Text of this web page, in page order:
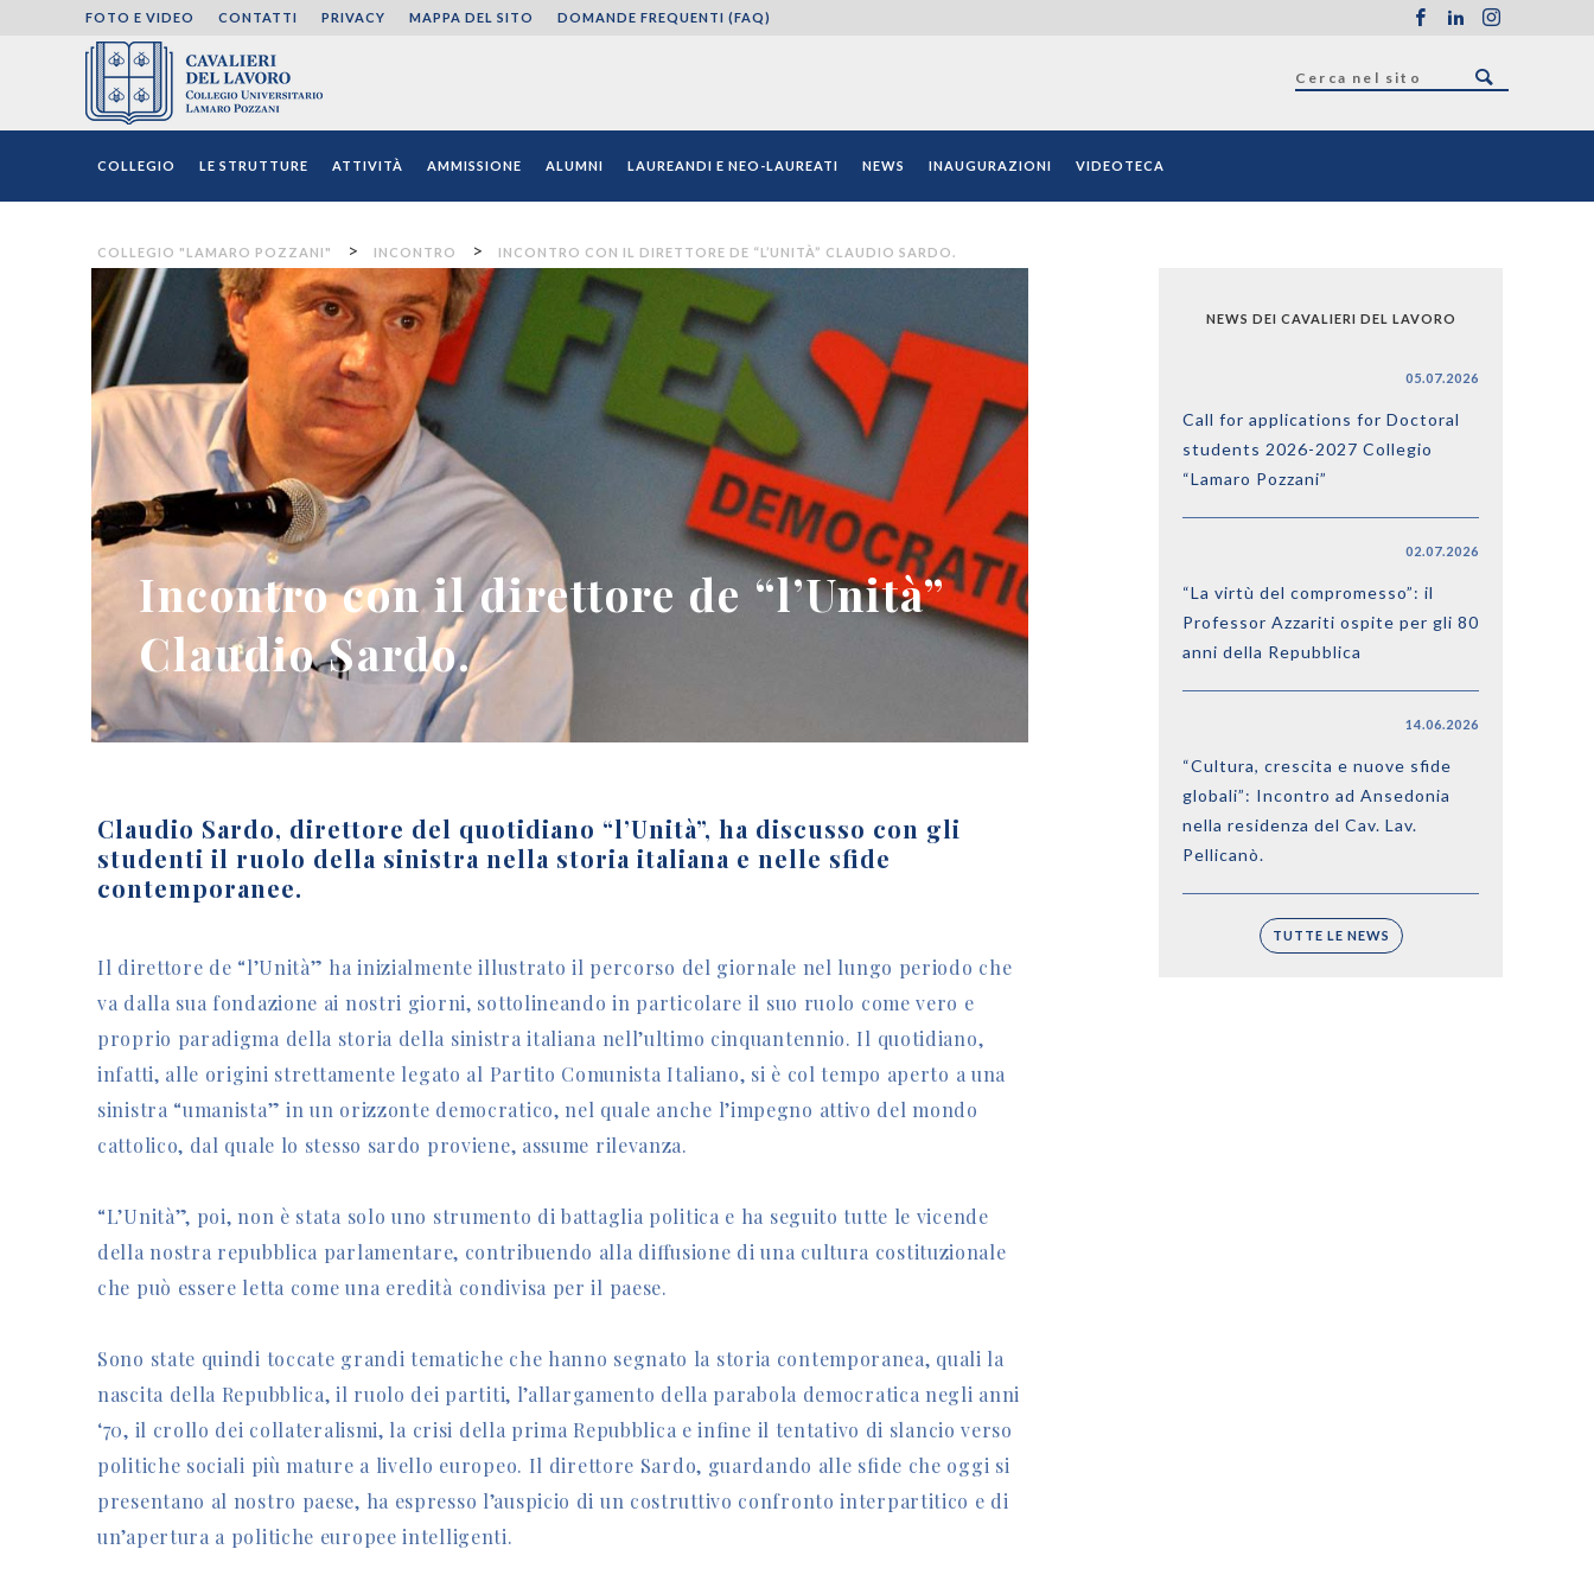
FOTO E VIDEO CONTATTI PRIVACY MAPPA DEL SITO DOMANDE FREQUENTI (FAQ)
COLLEGIO LE STRUTTURE ATTIVITÀ AMMISSIONE ALUMNI LAUREANDI E NEO-LAUREATI NEWS INAUGURAZIONI VIDEOTECA
COLLEGIO "LAMARO POZZANI" > INCONTRO > INCONTRO CON IL DIRETTORE DE “L’UNITÀ” CLAUDIO SARDO.
Incontro con il direttore de “l’Unità”
Claudio Sardo.
Claudio Sardo, direttore del quotidiano “l’Unità”, ha discusso con gli
studenti il ruolo della sinistra nella storia italiana e nelle sfide
contemporanee.
Il direttore de “l’Unità” ha inizialmente illustrato il percorso del giornale nel lungo periodo che
va dalla sua fondazione ai nostri giorni, sottolineando in particolare il suo ruolo come vero e
proprio paradigma della storia della sinistra italiana nell’ultimo cinquantennio. Il quotidiano,
infatti, alle origini strettamente legato al Partito Comunista Italiano, si è col tempo aperto a una
sinistra “umanista” in un orizzonte democratico, nel quale anche l’impegno attivo del mondo
cattolico, dal quale lo stesso sardo proviene, assume rilevanza.
“L’Unità”, poi, non è stata solo uno strumento di battaglia politica e ha seguito tutte le vicende
della nostra repubblica parlamentare, contribuendo alla diffusione di una cultura costituzionale
che può essere letta come una eredità condivisa per il paese.
Sono state quindi toccate grandi tematiche che hanno segnato la storia contemporanea, quali la
nascita della Repubblica, il ruolo dei partiti, l’allargamento della parabola democratica negli anni
‘70, il crollo dei collateralismi, la crisi della prima Repubblica e infine il tentativo di slancio verso
politiche sociali più mature a livello europeo. Il direttore Sardo, guardando alle sfide che oggi si
presentano al nostro paese, ha espresso l’auspicio di un costruttivo confronto interpartitico e di
un’apertura a politiche europee intelligenti.
NEWS DEI CAVALIERI DEL LAVORO
05.07.2026
Call for applications for Doctoral
students 2026-2027 Collegio
“Lamaro Pozzani”
02.07.2026
“La virtù del compromesso”: il
Professor Azzariti ospite per gli 80
anni della Repubblica
14.06.2026
“Cultura, crescita e nuove sfide
globali”: Incontro ad Ansedonia
nella residenza del Cav. Lav.
Pellicanò.
TUTTE LE NEWS